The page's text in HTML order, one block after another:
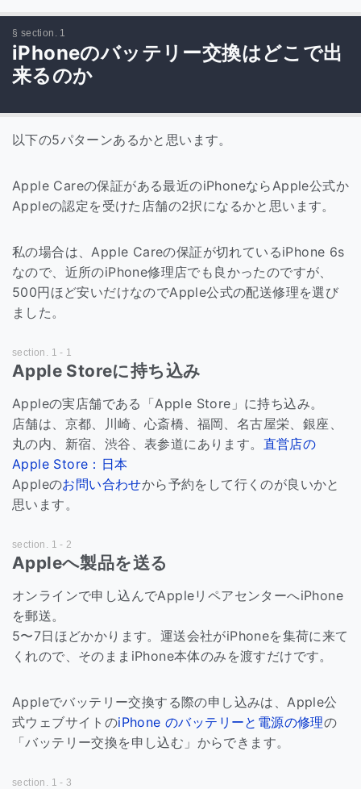
iPhoneのバッテリー交換はどこで出
来るのか
以下の5パターンあるかと思います。
Apple Careの保証がある最近のiPhoneならApple公式か
Appleの認定を受けた店舗の2択になるかと思います。
私の場合は、Apple Careの保証が切れているiPhone 6s
なので、近所のiPhone修理店でも良かったのですが、
500円ほど安いだけなのでApple公式の配送修理を選び
ました。
Apple Storeに持ち込み
Appleの実店舗である「Apple Store」に持ち込み。
店舗は、京都、川崎、心斎橋、福岡、名古屋栄、銀座、
丸の内、新宿、渋谷、表参道にあります。 直営店の
Apple Store：日本
Appleのお問い合わせから予約をして行くのが良いかと
思います。
Appleへ製品を送る
オンラインで申し込んでAppleリペアセンターへiPhone
を郵送。
5〜7日ほどかかります。運送会社がiPhoneを集荷に来て
くれので、そのままiPhone本体のみを渡すだけです。
Appleでバッテリー交換する際の申し込みは、Apple公
式ウェブサイトのiPhone のバッテリーと電源の修理の
「バッテリー交換を申し込む」からできます。